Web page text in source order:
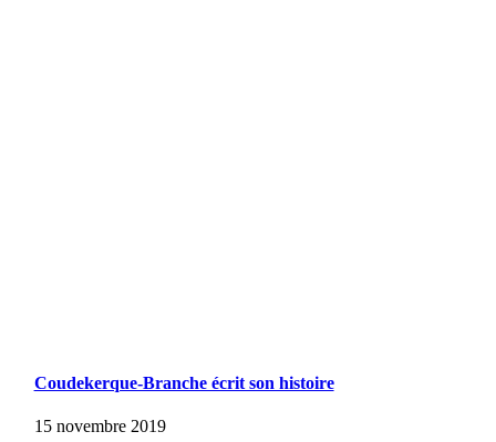
Coudekerque-Branche écrit son histoire
15 novembre 2019